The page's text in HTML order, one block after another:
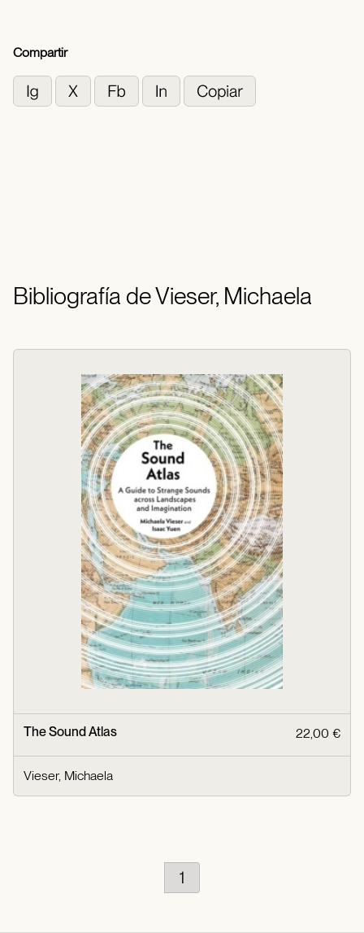
Compartir
Bibliografía de Vieser, Michaela
The Sound Atlas 22,00 €
Vieser, Michaela
1